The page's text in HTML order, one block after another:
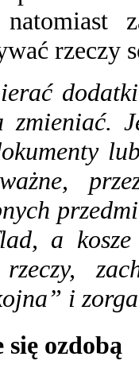
rzeczy
zmieniać.
a
i
ozdobą